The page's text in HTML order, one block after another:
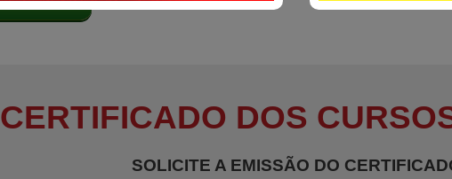
CERTIFICADO DOS
SOLICITE A EMISSÃO DO